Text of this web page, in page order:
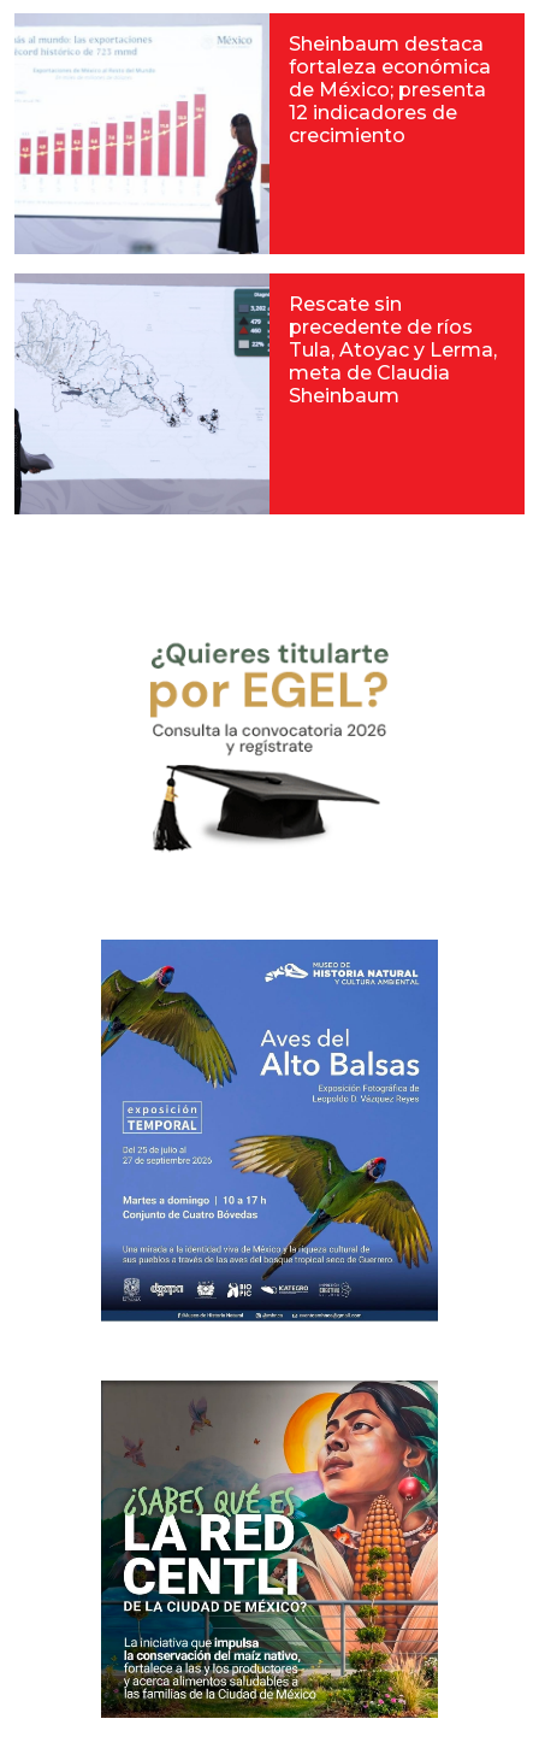
Sheinbaum destaca
fortaleza económica
de México; presenta
12 indicadores de
crecimiento
Rescate sin
precedente de ríos
Tula, Atoyac y Lerma,
meta de Claudia
Sheinbaum